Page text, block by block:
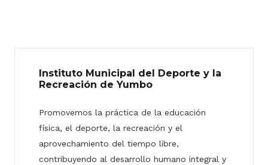
Instituto Municipal del Deporte y la
Recreación de Yumbo
Promovemos la práctica de la educación
física, el deporte, la recreación y el
aprovechamiento del tiempo libre,
contribuyendo al desarrollo humano integral y